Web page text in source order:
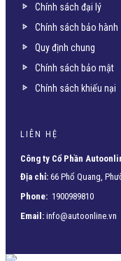
Chính sách đại lý
Chính sách bảo hành
Quy định chung
Chính sách bảo mật
Chính sách khiếu nại
LIÊN HỆ
Công ty Cổ Phần
Địa chỉ: 66 Phổ Quang,
Phone: 1900989810
Email: info@autoonline.vn